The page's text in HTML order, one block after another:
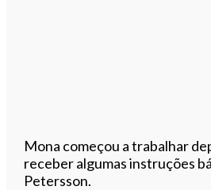
Mona começou a trabalhar
receber algumas instruções
Petersson.